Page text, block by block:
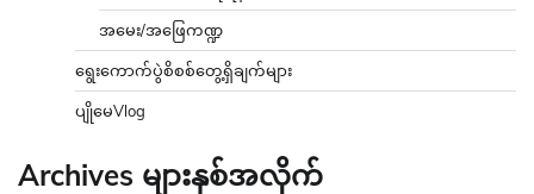
အမေး/အဖြေကဏ္ဍ
ရွေးကောက်ပွဲစိစစ်တွေ့ရှိချက်များ
ပျိုမေVlog
Archives များနှစ်အလိုက်